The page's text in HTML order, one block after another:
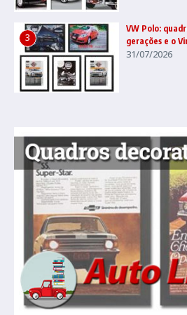
3
VW Polo:
gerações e o
31/07/2026